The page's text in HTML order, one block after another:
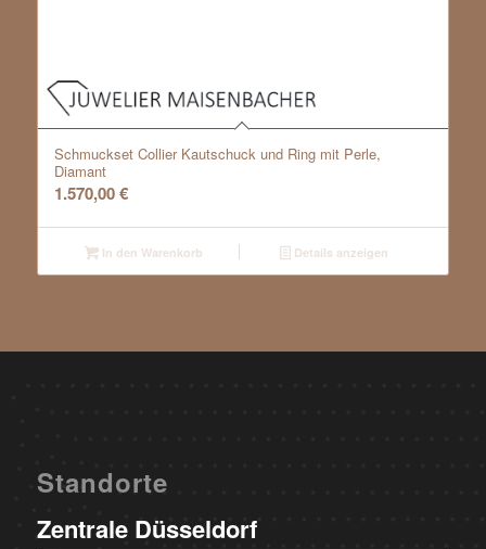
Schmuckset Collier Kautschuck und Ring mit Perle,
Diamant
1.570,00€
In den Warenkorb Details anzeigen
Standorte
Zentrale Düsseldorf